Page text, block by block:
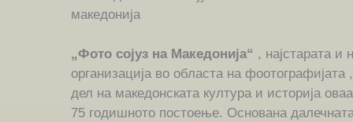
„Фото сојуз на Македонија“ , најстарата и
организација во областа на
дел на македонската култура и историја
75 годишното постоење. Основана